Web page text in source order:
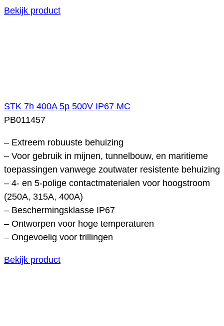
Bekijk product
STK 7h 400A 5p 500V IP67 MC
PB011457
– Extreem robuuste behuizing
– Voor gebruik in mijnen, tunnelbouw, en maritieme
toepassingen vanwege zoutwater resistente behuizing
– 4- en 5-polige contactmaterialen voor hoogstroom
(250A, 315A, 400A)
– Beschermingsklasse IP67
– Ontworpen voor hoge temperaturen
– Ongevoelig voor trillingen
Bekijk product